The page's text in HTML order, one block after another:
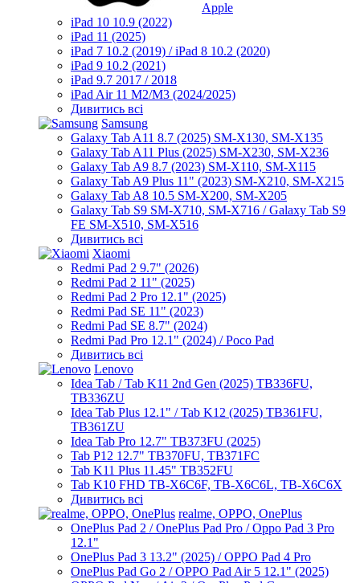
Apple
iPad 10 10.9 (2022)
iPad 11 (2025)
iPad 7 10.2 (2019) / iPad 8 10.2 (2020)
iPad 9 10.2 (2021)
iPad 9.7 2017 / 2018
iPad Air 11 M2/M3 (2024/2025)
Дивитись всі
Samsung
Galaxy Tab A11 8.7 (2025) SM-X130, SM-X135
Galaxy Tab A11 Plus (2025) SM-X230, SM-X236
Galaxy Tab A9 8.7 (2023) SM-X110, SM-X115
Galaxy Tab A9 Plus 11" (2023) SM-X210, SM-X215
Galaxy Tab A8 10.5 SM-X200, SM-X205
Galaxy Tab S9 SM-X710, SM-X716 / Galaxy Tab S9
FE SM-X510, SM-X516
Дивитись всі
Xiaomi
Redmi Pad 2 9.7" (2026)
Redmi Pad 2 11" (2025)
Redmi Pad 2 Pro 12.1" (2025)
Redmi Pad SE 11" (2023)
Redmi Pad SE 8.7" (2024)
Redmi Pad Pro 12.1" (2024) / Poco Pad
Дивитись всі
Lenovo
Idea Tab / Tab K11 2nd Gen (2025) TB336FU,
TB336ZU
Idea Tab Plus 12.1" / Tab K12 (2025) TB361FU,
TB361ZU
Idea Tab Pro 12.7" TB373FU (2025)
Tab P12 12.7" TB370FU, TB371FC
Tab K11 Plus 11.45" TB352FU
Tab K10 FHD TB-X6C6F, TB-X6C6L, TB-X6C6X
Дивитись всі
realme, OPPO, OnePlus
OnePlus Pad 2 / OnePlus Pad Pro / Oppo Pad 3 Pro
12.1"
OnePlus Pad 3 13.2" (2025) / OPPO Pad 4 Pro
OnePlus Pad Go 2 / OPPO Pad Air 5 12.1" (2025)